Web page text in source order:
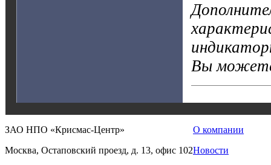
Вы
ЗАО НПО «Крисмас-Центр»
Москва, Остаповский проезд, д. 13, офис 102
О компании
Новости